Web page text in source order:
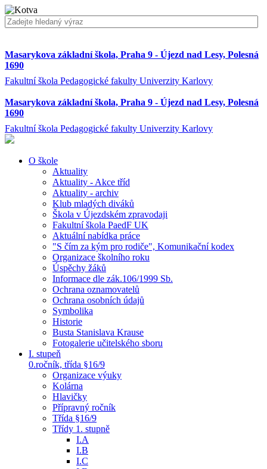
Masarykova základní škola, Praha 9 - Újezd nad Lesy, Polesná
1690
Fakultní škola Pedagogické fakulty Univerzity Karlovy
Masarykova základní škola, Praha 9 - Újezd nad Lesy, Polesná
1690
Fakultní škola Pedagogické fakulty Univerzity Karlovy
O škole
Aktuality
Aktuality - Akce tříd
Aktuality - archiv
Klub mladých diváků
Škola v Újezdském zpravodaji
Fakultní škola PaedF UK
Aktuální nabídka práce
"S čím za kým pro rodiče", Komunikační kodex
Organizace školního roku
Úspěchy žáků
Informace dle zák.106/1999 Sb.
Ochrana oznamovatelů
Ochrana osobních údajů
Symbolika
Historie
Busta Stanislava Krause
Fotogalerie učitelského sboru
I. stupeň
0.ročník, třída §16/9
Organizace výuky
Kolárna
Hlavičky
Přípravný ročník
Třída §16/9
Třídy 1. stupně
I.A
I.B
I.C